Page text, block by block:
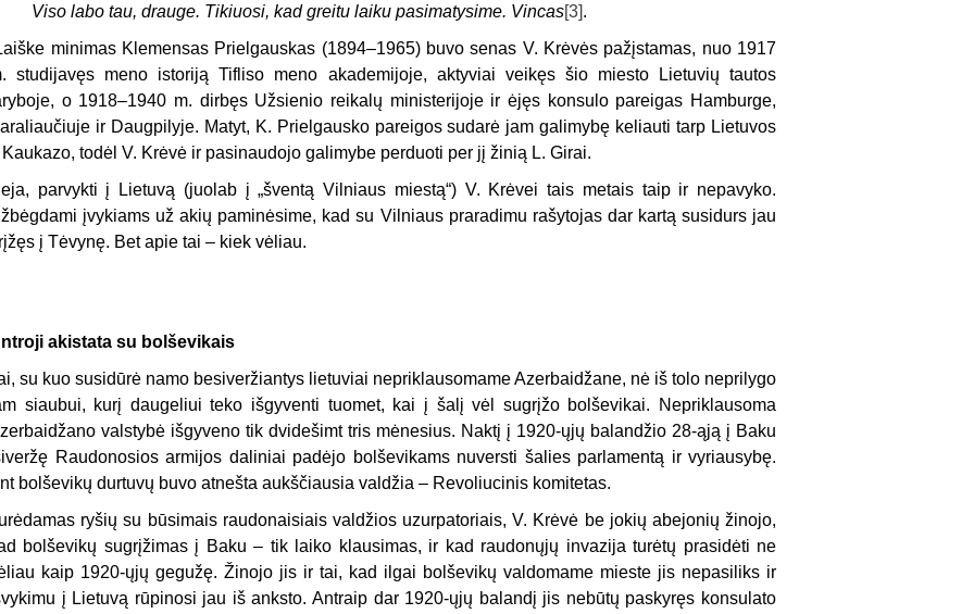
Viso labo tau, drauge. Tikiuosi, kad greitu laiku pasimatysime. Vincas[3].
minimas Klemensas Prielgauskas (1894–1965) buvo senas V. Krėvės pažįstamas, nuo 1917
studijavęs meno istoriją Tifliso meno akademijoje, aktyviai veikęs šio miesto Lietuvių tautos
o 1918–1940 m. dirbęs Užsienio reikalų ministerijoje ir ėjęs konsulo pareigas Hamburge,
ir Daugpilyje. Matyt, K. Prielgausko pareigos sudarė jam galimybę keliauti tarp Lietuvos
Kaukazo, todėl V. Krėvė ir pasinaudojo galimybe perduoti per jį žinią L. Girai.
parvykti į Lietuvą (juolab į „šventą Vilniaus miestą“) V. Krėvei tais metais taip ir nepavyko.
įvykiams už akių paminėsime, kad su Vilniaus praradimu rašytojas dar kartą susidurs jau
į Tėvynę. Bet apie tai – kiek vėliau.
akistata su bolševikais
su kuo susidūrė namo besiveržiantys lietuviai nepriklausomame Azerbaidžane, nė iš tolo neprilygo
siaubui, kurį daugeliui teko išgyventi tuomet, kai į šalį vėl sugrįžo bolševikai. Nepriklausoma
valstybė išgyveno tik dvidešimt tris mėnesius. Naktį į 1920-ųjų balandžio 28-ąją į Baku
Raudonosios armijos daliniai padėjo bolševikams nuversti šalies parlamentą ir vyriausybę.
bolševikų durtuvų buvo atnešta aukščiausia valdžia – Revoliucinis komitetas.
ryšių su būsimais raudonaisiais valdžios uzurpatoriais, V. Krėvė be jokių abejonių žinojo,
bolševikų sugrįžimas į Baku – tik laiko klausimas, ir kad raudonųjų invazija turėtų prasidėti ne
kaip 1920-ųjų gegužę. Žinojo jis ir tai, kad ilgai bolševikų valdomame mieste jis nepasiliks ir
į Lietuvą rūpinosi jau iš anksto. Antraip dar 1920-ųjų balandį jis nebūtų paskyręs konsulato